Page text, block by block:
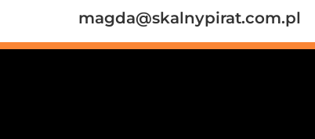
magda@skalnypirat.com.pl